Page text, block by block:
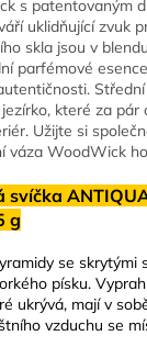
s patentovaným
uklidňující zvuk
skla jsou v
parfémové
které za pár
Užijte si
váza WoodWick
g
se skrytými
písku.
ukrývá, mají v
vzduchu se